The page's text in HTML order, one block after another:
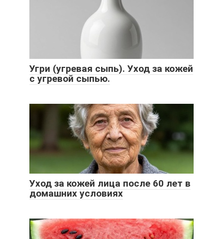
Угри (угревая сыпь). Уход за кожей
с угревой сыпью.
Уход за кожей лица после 60 лет в
домашних условиях